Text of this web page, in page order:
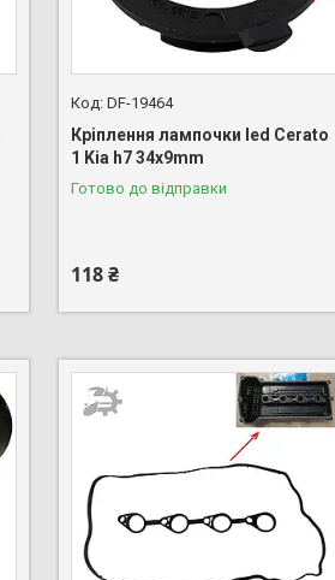
DF-19464
Кріплення лампочки led Cerato
1 Kia h7 34x9mm
Готово до відправки
118 ₴